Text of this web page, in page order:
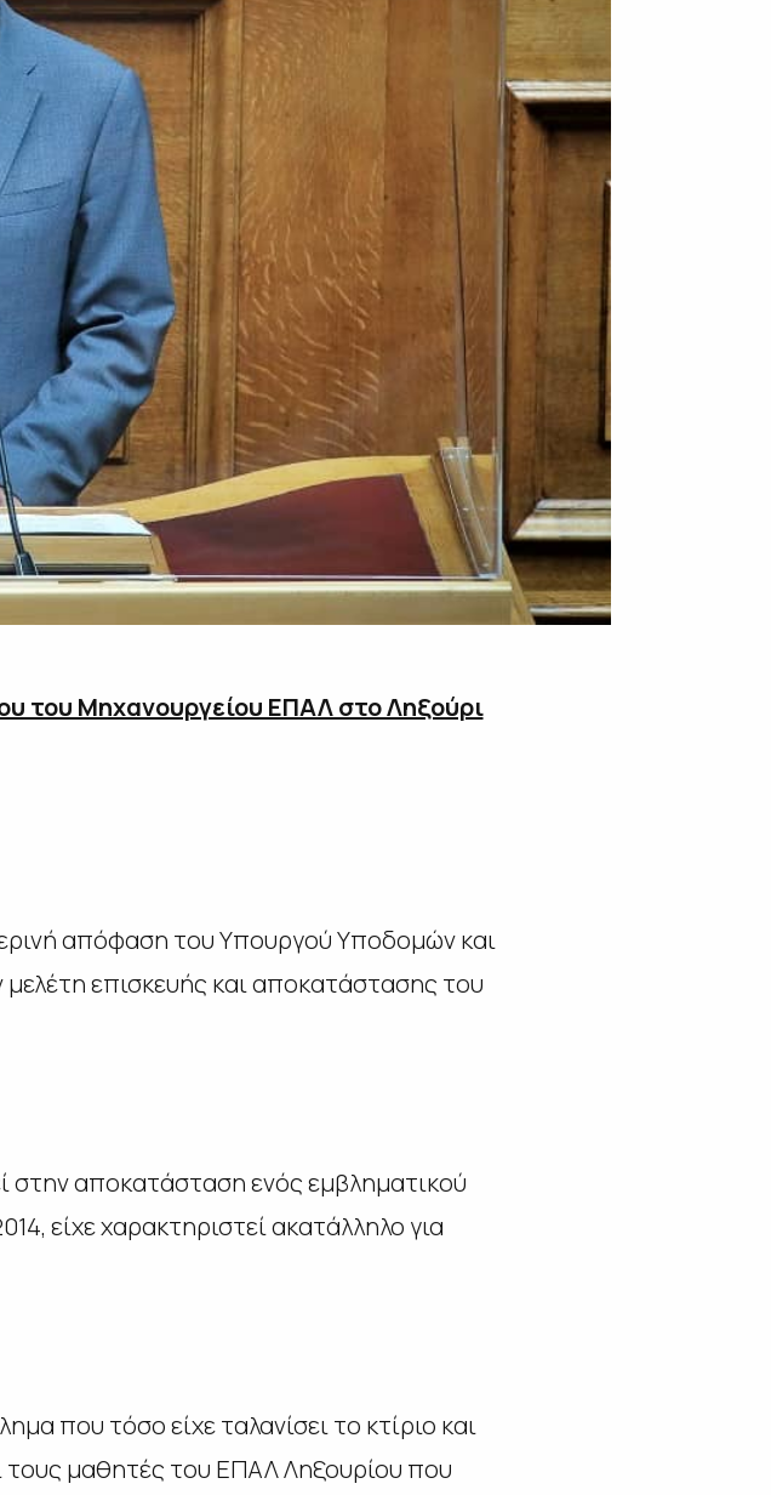
του Μηχανουργείου ΕΠΑΛ στο Ληξούρι
απόφαση του Υπουργού Υποδομών και
επισκευής και αποκατάστασης του
στην αποκατάσταση ενός εμβληματικού
είχε χαρακτηριστεί ακατάλληλο για
που τόσο είχε ταλανίσει το κτίριο και
τους μαθητές του ΕΠΑΛ Ληξουρίου που